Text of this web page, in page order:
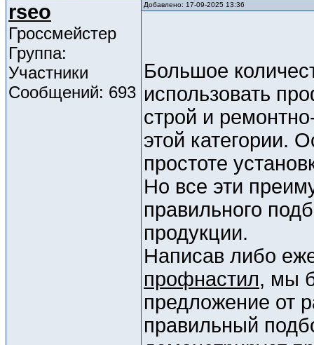
rseo
Гроссмейстер
Группа:
Участники
Сообщений: 693
Добавлено: 17-09-2025 13:36
Большое
использовать
строй и
этой категории.
простоте
Но все эти
правильного
продукции.
Написав либо
профнастил, мы
предложение от
правильный